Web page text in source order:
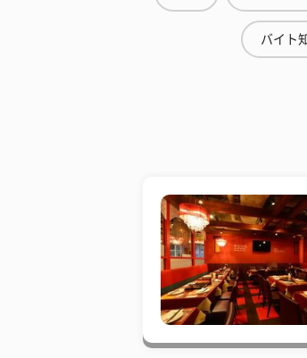
バイト